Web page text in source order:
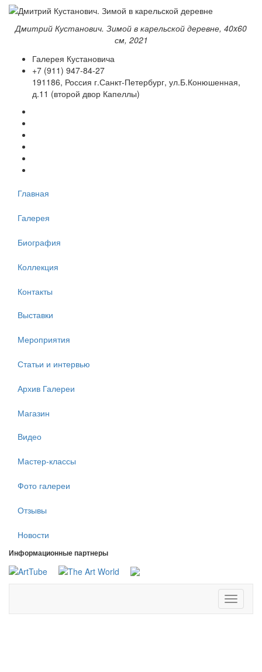
Дмитрий Кустанович. Зимой в карельской деревне, 40x60
см, 2021
Галерея Кустановича
+7 (911) 947-84-27
191186, Россия г.Санкт-Петербург, ул.Б.Конюшенная,
д.11 (второй двор Капеллы)
Главная
Галерея
Биография
Коллекция
Контакты
Выставки
Мероприятия
Статьи и интервью
Архив Галереи
Магазин
Видео
Мастер-классы
Фото галереи
Отзывы
Новости
Информационные партнеры
Toggle